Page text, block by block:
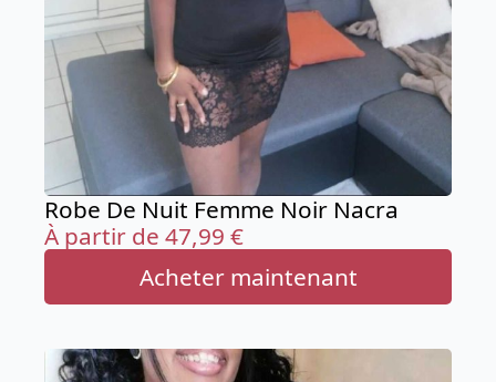
Robe De Nuit Femme Noir Nacra
À partir de 47,99 €
Acheter maintenant